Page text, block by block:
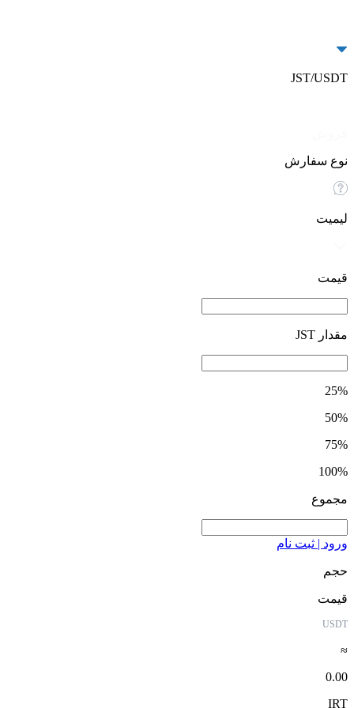
JST/USDT
نوع سفارش
لیمیت
قیمت
مقدار JST
25%
50%
75%
100%
مجموع
ورود | ثبت نام
حجم
قیمت
USDT
≈
0.00
IRT